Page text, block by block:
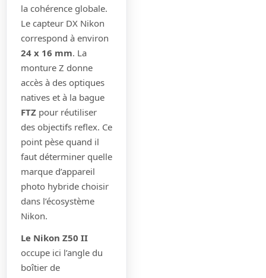
la cohérence globale.
Le capteur DX Nikon
correspond à environ
24 x 16 mm. La
monture Z donne
accès à des optiques
natives et à la bague
FTZ pour réutiliser
des objectifs reflex. Ce
point pèse quand il
faut déterminer quelle
marque d’appareil
photo hybride choisir
dans l’écosystème
Nikon.
Le Nikon Z50 II
occupe ici l’angle du
boîtier de